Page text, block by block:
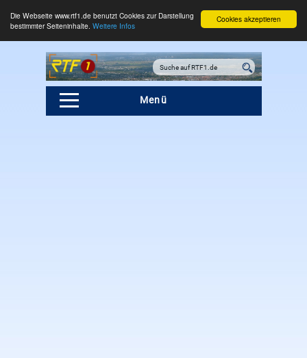
Cookies akzeptieren
Die Webseite www.rtf1.de benutzt Cookies zur Darstellung
bestimmter Seiteninhalte. Weitere Infos
Menü